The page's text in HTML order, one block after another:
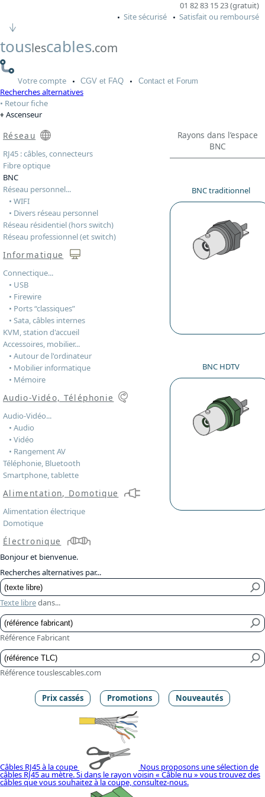
01 82 83 15 23 (gratuit)
Site sécurisé
Satisfait ou remboursé
touslescables.com
Votrecompte CGV et FAQ Contactet Forum
Recherches alternatives
Retour fiche
Ascenseur
Rayons dans l’espace
BNC
BNC traditionnel
BNC HDTV
Réseau
RJ45 : câbles, connecteurs
Fibre optique
BNC
Réseau personnel...
• WIFI
• Divers réseau personnel
Réseau résidentiel (hors switch)
Réseau professionnel (et switch)
Informatique
Connectique...
• USB
• Firewire
• Ports “classiques”
• Sata, câbles internes
KVM, station d'accueil
Accessoires, mobilier...
• Autour de l'ordinateur
• Mobilier informatique
• Mémoire
Audio-Vidéo, Téléphonie
Audio-Vidéo...
• Audio
• Vidéo
• Rangement AV
Téléphonie, Bluetooth
Smartphone, tablette
Alimentation, Domotique
Alimentation électrique
Domotique
Électronique
Bonjour et bienvenue.
Recherches alternatives par...
Texte libredans...
Référence Fabricant
Référence touslescables.com
Prix cassés Promotions Nouveautés
Câbles RJ45 à la coupe Nous proposons une sélection de
câbles RJ45 au mètre. Si dans le rayon voisin « Câble nu » vous trouvez des
câbles que vous souhaitez à la coupe, consultez-nous.